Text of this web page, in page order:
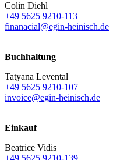
Colin Diehl
+49 5625 9210-113
finanacial@egin-heinisch.de
Buchhaltung
Tatyana Levental
+49 5625 9210-107
invoice@egin-heinisch.de
Einkauf
Beatrice Vidis